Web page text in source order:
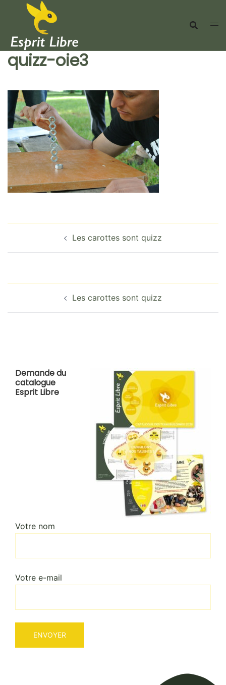
quizz-oie3
NavigationLes carottes sont quizz
NavigationLes carottes sont quizz
Demande du
catalogue
Esprit Libre
Votre nom
Votre e-mail